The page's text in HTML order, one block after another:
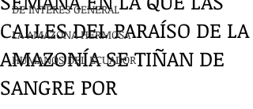
DE INTERÉS GENERAL
LA AMAZONA HERMOSA
HUMANOS DEL ECUADOR
CALLES DEL PARAÍSO DE LA
AMAZONÍA SE TIÑAN DE
SANGRE POR